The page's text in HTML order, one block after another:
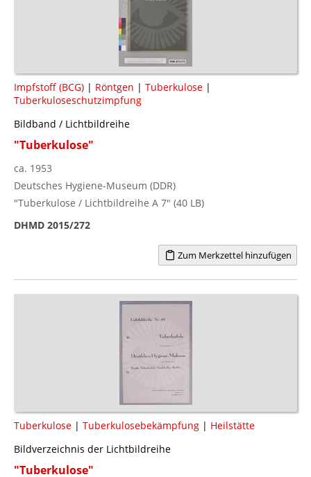
Impfstoff (BCG) | Röntgen | Tuberkulose |
Tuberkuloseschutzimpfung
Bildband / Lichtbildreihe
"Tuberkulose"
ca. 1953
Deutsches Hygiene-Museum (DDR)
"Tuberkulose / Lichtbildreihe A 7" (40 LB)
DHMD 2015/272
Zum Merkzettel hinzufügen
Tuberkulose | Tuberkulosebekämpfung | Heilstätte
Bildverzeichnis der Lichtbildreihe
"Tuberkulose"